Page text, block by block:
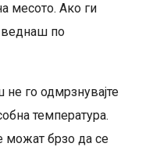
месото. Ако ги
веднаш по
го одмрзнувајте
температура.
можат брзо да се